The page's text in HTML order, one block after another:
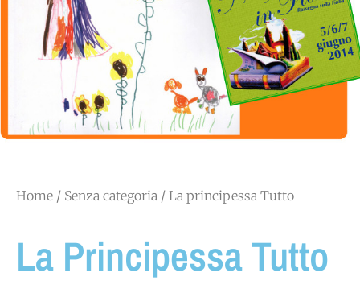
Home / Senza categoria / La principessa Tutto
La Principessa Tutto